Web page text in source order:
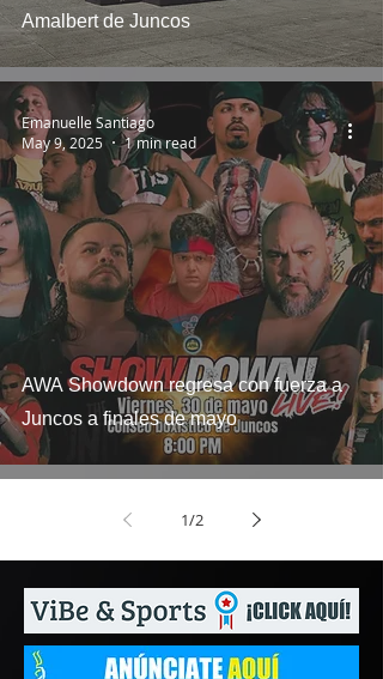
Amalbert de Juncos
AWA Showdown regresa con fuerza a
Juncos a finales de mayo
Emanuelle Santiago
May 9, 2025
1 min read
1/2